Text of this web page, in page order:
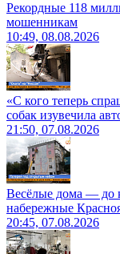
Рекордные 118
мошенникам
10:49, 08.08.2026
«С кого теперь
собак изувечила
21:50, 07.08.2026
Весёлые дома — до
набережные
20:45, 07.08.2026